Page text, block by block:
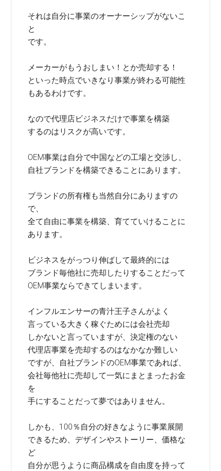
それは自分に事業のオーナーシップがないこ
と
です。
メーカーがもうおしまい！とか売却する！
といった時点でいきなり事業が終わる可能性
もあるわけです。
なので代理店ビジネスだけで事業を構築
するのはリスクが高いです。
OEM事業は自分で中国などの工場と交渉し、
自社ブランドを構築できることにあります。
ブランドの所有権も当然自分にありますの
で、
全て自由に事業を構築、育てていけることに
あります。
ビジネスをがっつり伸ばして最終的には
ブランド毎他社に売却したりすることだって
OEM事業ならできてしまいます。
インフルエンサーの青汁王子さんがよく
言っている大きく稼ぐためには会社売却
しかないと言っていますが、決定権のない
代理店事業を売却するのはなかなか難しい
ですが、自社ブランドのOEM事業であれば、
会社毎他社に売却して一気にまとまったお金
を
手にすることだって夢ではありません。
しかも、100％自分の好きなように事業展開
できるため、デザインやストーリー、価格な
ど
自分が思うように商品構成を自由度を持って